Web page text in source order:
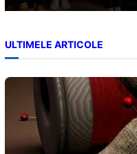
ULTIMELE ARTICOLE